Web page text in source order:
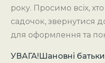
року. Просимо всіх,
садочок, звернутися
для оформлення та
УВАГА!Шановні батьки